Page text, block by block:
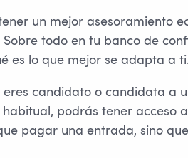
un mejor asesoramiento
todo en tu banco de
es lo que mejor se adapta a
eres candidato o candidata a
podrás tener acceso
pagar una entrada, sino